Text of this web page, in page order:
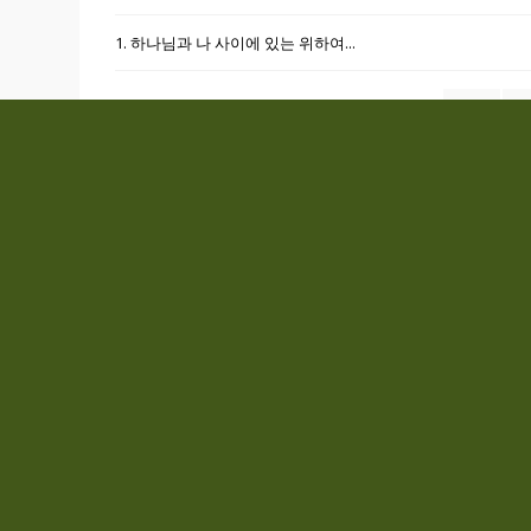
1. 하나님과 나 사이에 있는 위하여...
처음 «